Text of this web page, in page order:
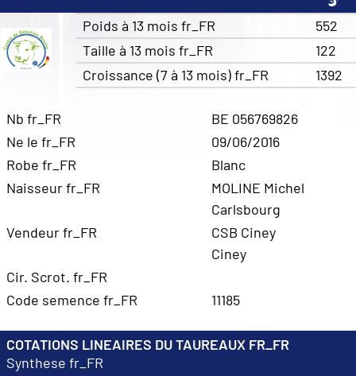
Poids à 13 mois fr_FR
552
Taille à 13 mois fr_FR
122
Croissance (7 à 13 mois) fr_FR
1392
Nb fr_FR
BE 056769826
Ne le fr_FR
09/06/2016
Robe fr_FR
Blanc
Naisseur fr_FR
MOLINE Michel
Carlsbourg
Vendeur fr_FR
CSB Ciney
Ciney
Cir. Scrot. fr_FR
Code semence fr_FR
11185
COTATIONS LINEAIRES DU TAUREAUX FR_FR
Synthese fr_FR